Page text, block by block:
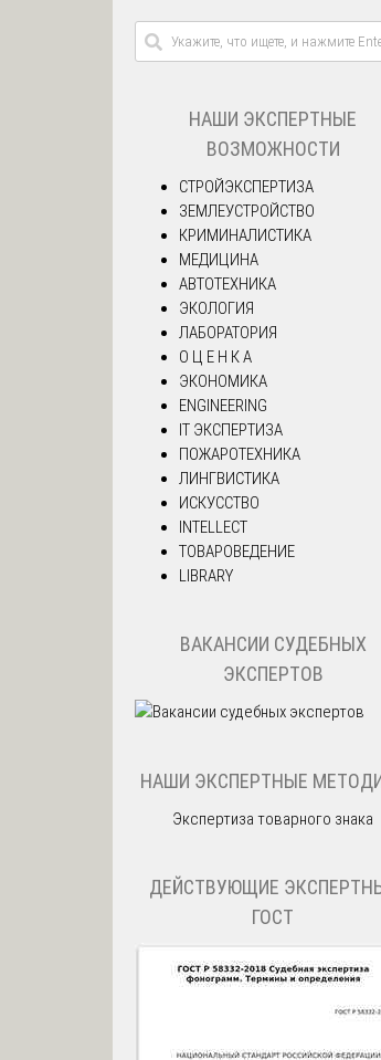
НАШИ ЭКСПЕРТНЫЕ
ВОЗМОЖНОСТИ
СТРОЙЭКСПЕРТИЗА
ЗЕМЛЕУСТРОЙСТВО
КРИМИНАЛИСТИКА
МЕДИЦИНА
АВТОТЕХНИКА
ЭКОЛОГИЯ
ЛАБОРАТОРИЯ
О Ц Е Н К А
ЭКОНОМИКА
ENGINEERING
IT ЭКСПЕРТИЗА
ПОЖАРОТЕХНИКА
ЛИНГВИСТИКА
ИСКУССТВО
INTELLECT
ТОВАРОВЕДЕНИЕ
LIBRARY
ВАКАНСИИ СУДЕБНЫХ
ЭКСПЕРТОВ
НАШИ ЭКСПЕРТНЫЕ
Экспертиза товарного знака
ДЕЙСТВУЮЩИЕ
ГОСТ